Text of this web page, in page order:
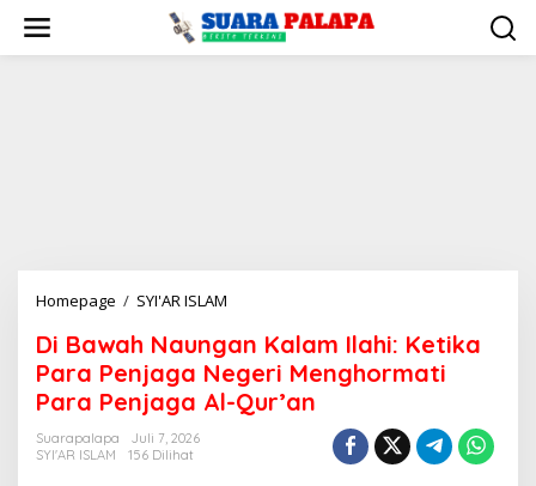
konten
Homepage / SYI'AR ISLAM
Naungan
Kalam
Ilahi:
Ketika
Di Bawah Naungan Kalam Ilahi: Ketika
Para Penjaga Negeri Menghormati
Para Penjaga Al-Qur’an
Suarapalapa
Juli 7, 2026
SYI'AR ISLAM
156 Dilihat